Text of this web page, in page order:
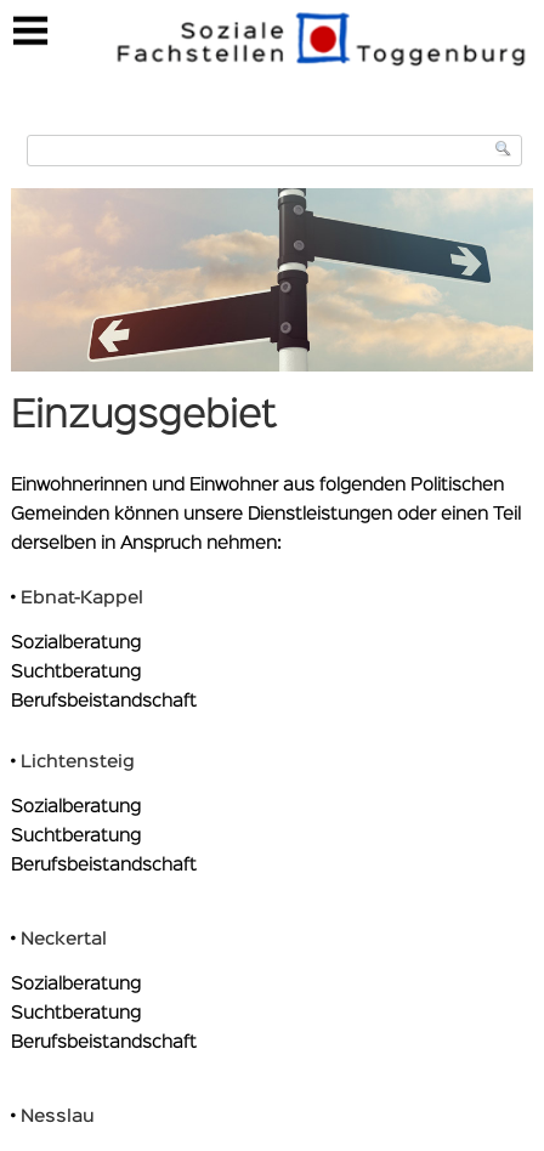
https://www.soziale-fachstellen.ch/einzugsgebiet
Einzugsgebiet
Einwohnerinnen und Einwohner aus folgenden Politischen
Gemeinden können unsere Dienstleistungen oder einen Teil
derselben in Anspruch nehmen:
• Ebnat-Kappel
Sozialberatung
Suchtberatung
Berufsbeistandschaft
• Lichtensteig
Sozialberatung
Suchtberatung
Berufsbeistandschaft
• Neckertal
Sozialberatung
Suchtberatung
Berufsbeistandschaft
• Nesslau